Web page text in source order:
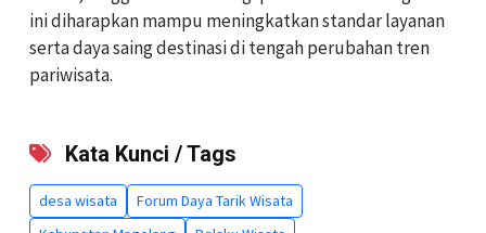
ini diharapkan mampu meningkatkan standar layanan
serta daya saing destinasi di tengah perubahan tren
pariwisata.
Kata Kunci / Tags
desa wisata
Forum Daya Tarik Wisata